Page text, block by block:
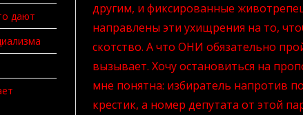
другим, и фиксированные
направлены эти ухищрения на то,
скотство. А что ОНИ обязательно
вызывает. Хочу остановиться на
мне понятна: избиратель напротив
крестик, а номер депутата от этой
дают